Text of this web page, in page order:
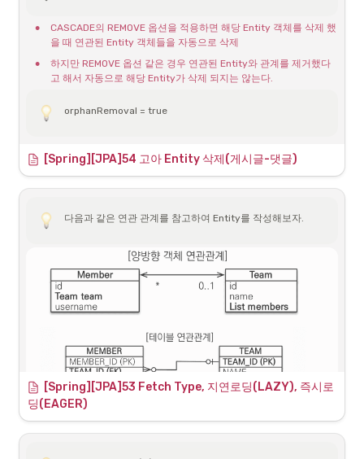
이 없다..
이상한 해결?
•
CASCADE의 REMOVE 옵션을 적용하면 해당 Entity 객체를 삭제 했
을 때 연관된 Entity 객체들을 자동으로 삭제
•
하지만 REMOVE 옵션 같은 경우 연관된 Entity와 관계를 제거했다
고 해서 자동으로 해당 Entity가 삭제 되지는 않는다.
orphanRemoval = true
Robbie Entity 객체를 삭제하면 연관된 음식 Entity들이 자동으로 삭제
된다.
연관된 Entity를 다른 곳에서 참조하고 있는지 아닌지를 꼭 확인 필
A와 B에 참조되고 있던 C를 B를 삭제하면서 같이 삭제하게 되
면 A는 참조하고 있던 C가 사라졌기 때문에 문제가 발생
◦ 따라서 orphanRemoval 같은 경우 @ManyToOne 같은
애너테이션에서는 사용할 수 없다.
[Spring][JPA]54 고아 Entity 삭제(게시글-댓글)
다음과 같은 연관 관계를 참고하여 Entity를 작성해보자.
Member.java
Team.java
[Spring][JPA]53 Fetch Type, 지연로딩(LAZY), 즉시로
딩(EAGER)